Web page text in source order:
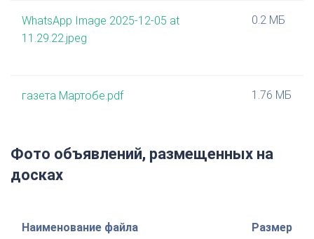
WhatsApp Image 2025-12-05 at
11.29.22.jpeg
0.2 МБ
газета Мартобе.pdf 1.76 МБ
Фото объявлений, размещенных на
досках
Наименование файла Размер